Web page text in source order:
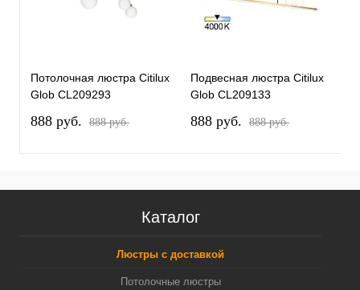
Потолочная люстра Citilux
Glob CL209293
888 pуб. 888 pуб.
Подвесная люстра Citilux
Glob CL209133
888 pуб. 888 pуб.
Каталог
Люстры с доставкой
Потолочные люстры